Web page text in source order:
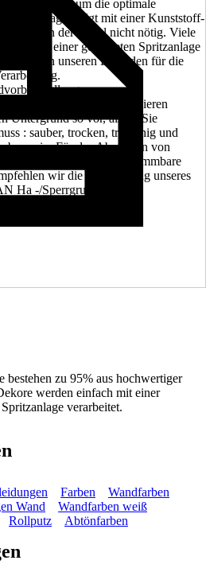
werden, um die optimale
Auftrag erfolgt mit einer Kunststoff-
sind in der Regel nicht nötig. Viele
mit einer geeigneten Spritzanlage
unseren Leitfaden für die
so vor, als ob Sie tapezieren
Untergrund so vor, als ob Sie
: sauber, trocken, tragfähig und
sein. Für das Absperren von
sind oder aus schwemmbare
wir die Verwendung unseres
Ha -/Sperrgrundes.
bestehen zu 95% aus hochwertiger
werden einfach mit einer
verarbeitet.
Farben
Wandfarben
Wand
Wandfarben weiß
Rollputz Abtönfarben